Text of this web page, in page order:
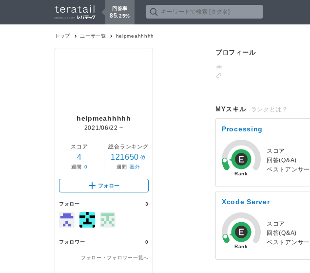
回答率
85 25%
トップ ユーザ一覧 helpmeahhhhh
helpmeahhhhh
2021/06/22 ~
スコア
4
週間 0
総合ランキング
121650 位
週間 圏外
フォロー
フォロー 3
フォロワー 0
フォロー・フォロワー一覧へ
プロフィール
MYスキル ランクとは？
Processing
スコア
回答(Q&A)
ベストアンサー
Xcode Server
スコア
回答(Q&A)
ベストアンサー